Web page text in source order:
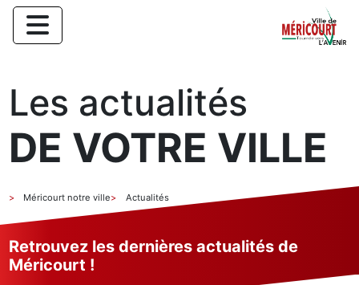
Les actualités
DE VOTRE VILLE
Méricourt notre ville Actualités
Retrouvez les dernières actualités de
Méricourt !